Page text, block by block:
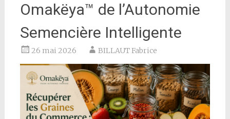
Omakëya™ de l’Autonomie
Semencière Intelligente
26 mai 2026 BILLAUT Fabrice